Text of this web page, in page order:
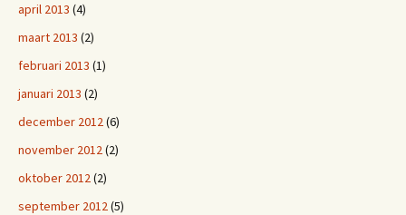
april 2013 (4)
maart 2013 (2)
februari 2013 (1)
januari 2013 (2)
december 2012(6)
november 2012(2)
oktober 2012(2)
september 2012(5)